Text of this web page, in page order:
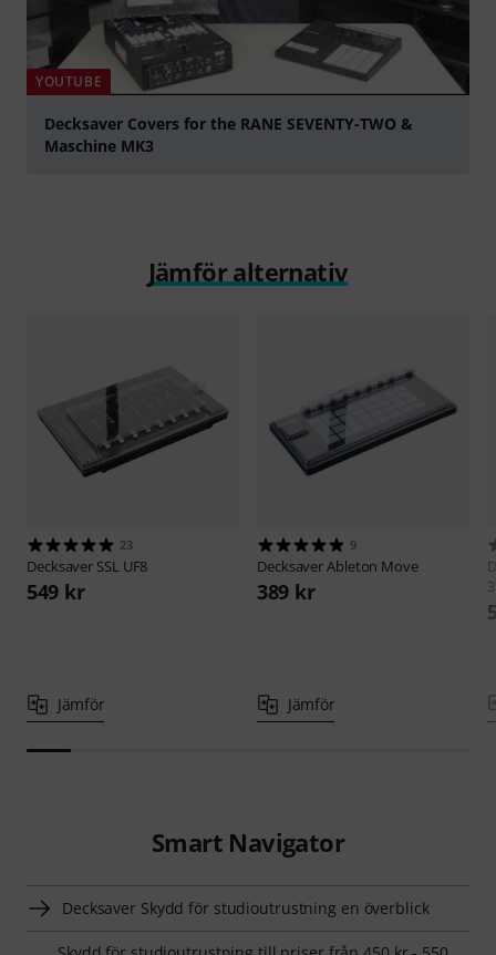
YOUTUBE
Decksaver Covers for the RANE SEVENTY-TWO &
Maschine MK3
Jämför alternativ
23
Decksaver SSL UF8
549 kr
Jämför
9
DecksaverAbleton Move
389 kr
Jämför
Smart Navigator
Decksaver Skydd för studioutrustning en överblick